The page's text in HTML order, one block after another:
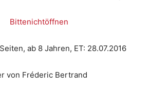
ab 8 Jahren, ET: 28.07.2016
von Fréderic Bertrand